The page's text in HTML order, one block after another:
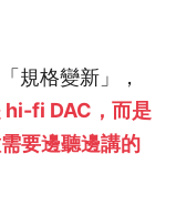
規格變新」，
hi-fi DAC，而是
要邊聽邊講的